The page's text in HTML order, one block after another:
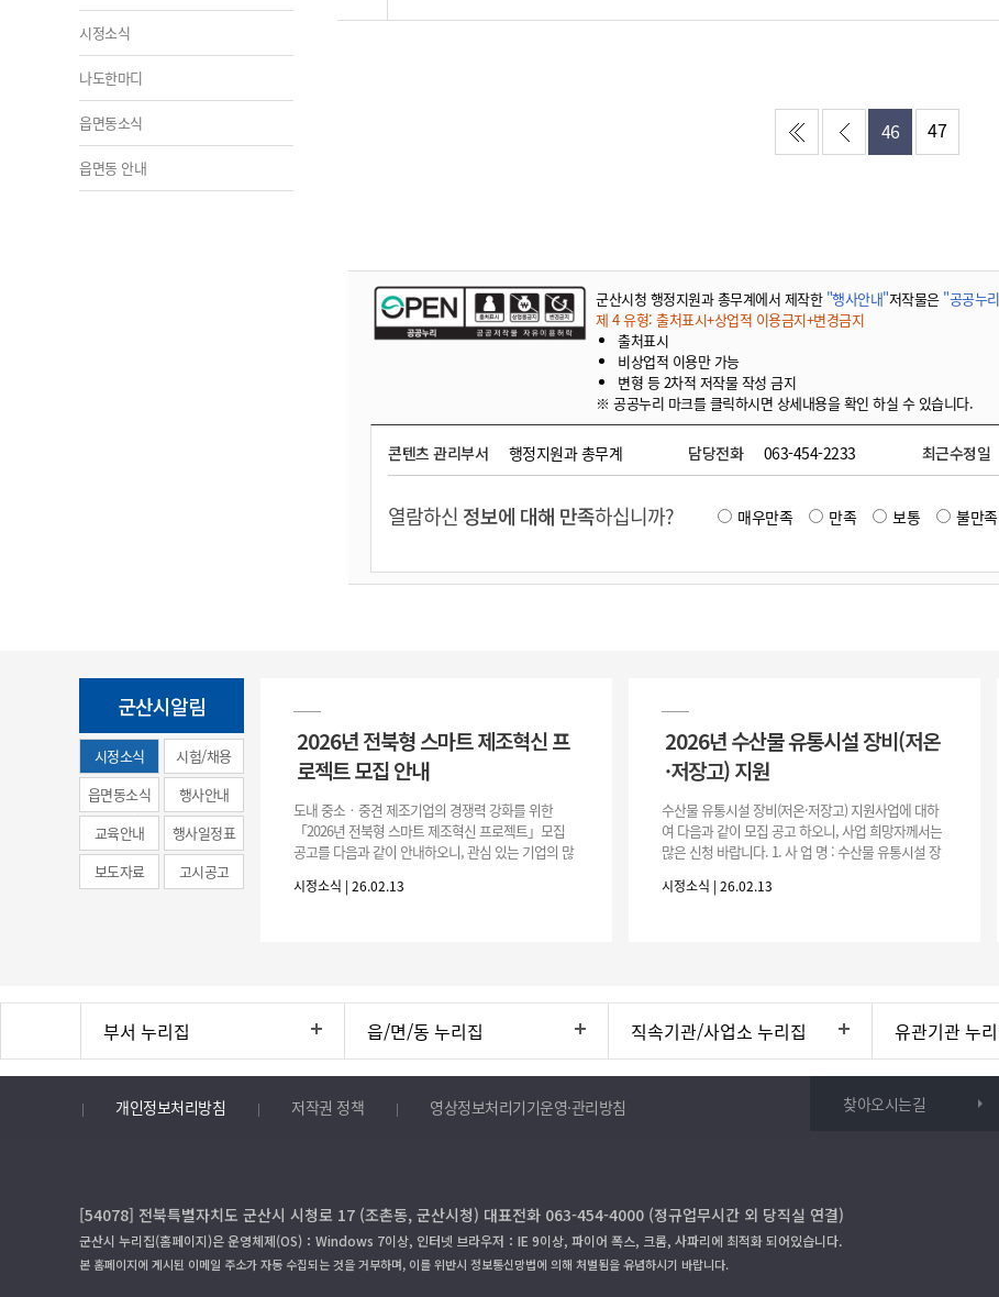
시정소식
나도한마디
읍면동소식
읍면동 안내
46 47
군산시청 행정지원과 총무계에서 제작한 "행사안내"저작물은 "공공누
제 4 유형: 출처표시+상업적 이용금지+변경금지
출처표시
비상업적 이용만 가능
변형 등 2차적 저작물 작성 금지
※ 공공누리 마크를 클릭하시면 상세내용을 확인 하실 수 있습니다.
콘텐츠 관리부서 행정지원과 총무계 담당전화 063-454-2233 최근수정일
열람하신 정보에 대해 만족하십니까? 매우만족 만족 보통 불만족
군산시알림
시정소식
(municipal
news)
2026년 전북형 스마트 제조혁신 프
로젝트 모집 안내
도내 중소‧중견 제조기업의 경쟁력 강화를 위한
「2026년 전북형 스마트 제조혁신 프로젝트」모집
공고를 다음과 같이 안내하오니, 관심 있는 기업의 많
트 제조혁신 프로젝트 나.
시정소식 | 26.02.13
2026년 수산물 유통시설 장비(저온
·저장고) 지원
수산물 유통시설 장비(저온·저장고) 지원사업에 대하
여 다음과 같이 모집 공고 하오니, 사업 희망자께서는
많은 신청 바랍니다. 1. 사 업 명 : 수산물 유통시설 장
터 ~ 2026
시정소식 | 26.02.13
시험/채용
읍면동소식
행사안내
교육안내
행사일정표
보도자료
고시공고
부서 누리집 읍/면/동 누리집 직속기관/사업소 누리집 유관기관 누
개인정보처리방침 저작권 정책 영상정보처리기기운영·관리방침 찾아오시는길
[54078] 전북특별자치도 군산시 시청로 17 (조촌동, 군산시청) 대표전화 063-454-4000 (정규업무시간 외 당직실 연결)
군산시 누리집(홈페이지)은 운영체제(OS)：Windows 7이상, 인터넷 브라우저：IE 9이상, 파이어 폭스, 크롬, 사파리에 최적화 되어있습니다.
본 홈페이지에 게시된 이메일 주소가 자동 수집되는 것을 거부하며, 이를 위반시 정보통신망법에 의해 처벌됨을 유념하시기 바랍니다.